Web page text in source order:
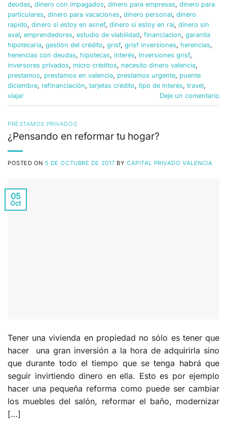
deudas, dinero con impagados, dinero para empresas, dinero para
particulares, dinero para vacaciones, dinero personal, dinero
rapido, dinero si estoy en asnef, dinero si estoy en rai, dinero sin
aval, emprendedores, estudio de viabilidad, financiacion, garantía
hipotecaria, gestión del crédito, grisf, grisf inversiones, herencias,
herencias con deudas, hipotecas, interés, inversiones grisf,
inversores privados, micro créditos, necesito dinero valencia,
prestamos, prestamos en valencia, prestamos urgente, puente
diciembre, refinanciación, tarjetas crédito, tipo de interés, travel,
viajar
Deje un comentario
PRÉSTAMOS PRIVADOS
¿Pensando en reformar tu hogar?
POSTED ON 5 DE OCTUBRE DE 2017 BYCAPITAL PRIVADO VALENCIA
05
Oct
Tener una vivienda en propiedad no sólo es tener que
hacer una gran inversión a la hora de adquirirla sino
que durante todo el tiempo que se tenga habrá que
seguir invirtiendo dinero en ella. Esto es por ejemplo
hacer una pequeña reforma como puede ser cambiar
los muebles del salón, reformar el baño, modernizar
[…]